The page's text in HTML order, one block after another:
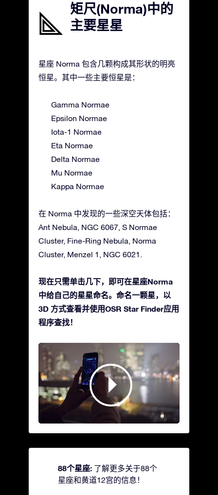
矩尺(Norma)中的
主要星星
星座 Norma 包含几颗构成其形状的明亮
恒星。其中一些主要恒星是：
Gamma Normae
Epsilon Normae
Iota-1 Normae
Eta Normae
Delta Normae
Mu Normae
Kappa Normae
在 Norma 中发现的一些深空天体包括：
Ant Nebula, NGC 6067, S Normae
Cluster, Fine-Ring Nebula, Norma
Cluster, Menzel 1, NGC 6021.
现在只需单击几下，即可在星座Norma
中给自己的星星命名。命名一颗星，以
3D 方式查看并使用OSR Star Finder应用
程序查找！
88个星座: 了解更多关于88个
星座和黄道12宫的信息！